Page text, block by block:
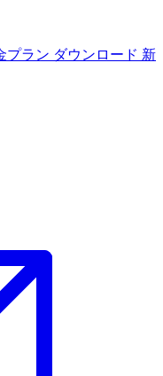
プラン ダウンロード 新